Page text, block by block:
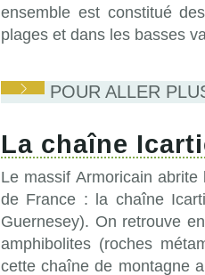
ensemble est constitué
plages et dans les basses
POUR ALLER
La chaîne
Le massif Armoricain
de France : la chaîne
Guernesey). On retrouve
amphibolites (roches
cette chaîne de montagne